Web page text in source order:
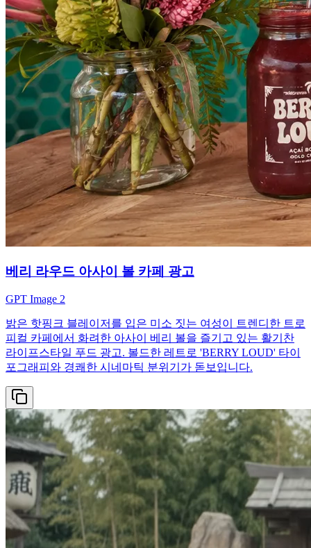
베리 라우드 아사이 볼 카페 광고
GPT Image 2
밝은 핫핑크 블레이저를 입은 미소 짓는 여성이 트렌디한 트로
피컬 카페에서 화려한 아사이 베리 볼을 즐기고 있는 활기찬
라이프스타일 푸드 광고. 볼드한 레트로 'BERRY LOUD' 타이
포그래피와 경쾌한 시네마틱 분위기가 돋보입니다.